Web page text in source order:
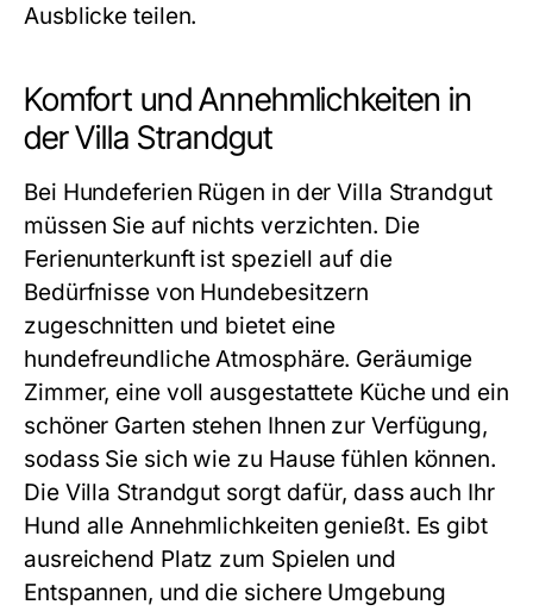
Ausblicke teilen.
Komfort und Annehmlichkeiten in
der Villa Strandgut
Bei Hundeferien Rügen in der Villa Strandgut
müssen Sie auf nichts verzichten. Die
Ferienunterkunft ist speziell auf die
Bedürfnisse von Hundebesitzern
zugeschnitten und bietet eine
hundefreundliche Atmosphäre. Geräumige
Zimmer, eine voll ausgestattete Küche und ein
schöner Garten stehen Ihnen zur Verfügung,
sodass Sie sich wie zu Hause fühlen können.
Die Villa Strandgut sorgt dafür, dass auch Ihr
Hund alle Annehmlichkeiten genießt. Es gibt
ausreichend Platz zum Spielen und
Entspannen, und die sichere Umgebung